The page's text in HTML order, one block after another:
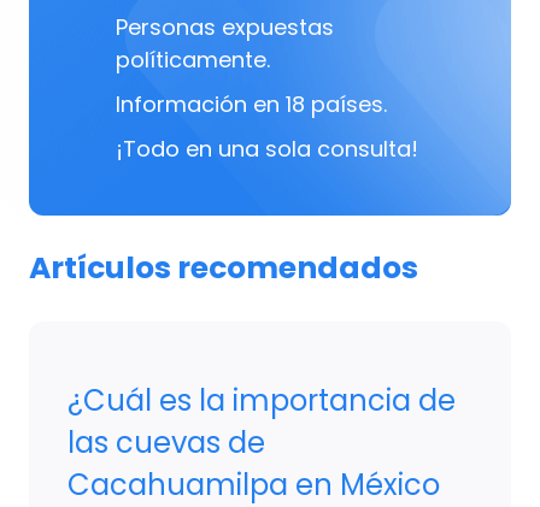
Personas expuestas
políticamente.
Información en 18 países.
¡Todo en una sola consulta!
Artículos recomendados
¿Cuál es la importancia de
las cuevas de
Cacahuamilpa en México